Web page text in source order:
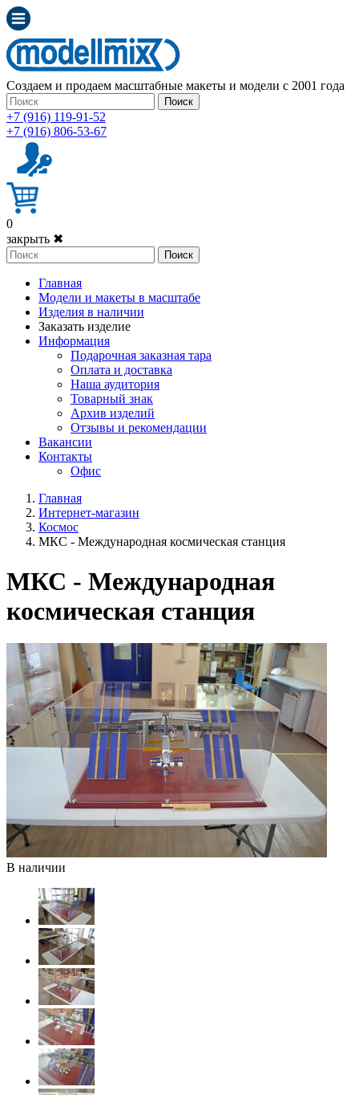
Создаем и продаем масштабные макеты и модели с 2001 года
Поиск
+7 (916) 119-91-52
+7 (916) 806-53-67
0
закрыть ✖
Поиск
Главная
Модели и макеты в масштабе
Изделия в наличии
Заказать изделие
Информация
Подарочная заказная тара
Оплата и доставка
Наша аудитория
Товарный знак
Архив изделий
Отзывы и рекомендации
Вакансии
Контакты
Офис
Главная
Интернет-магазин
Космос
МКС - Международная космическая станция
МКС - Международная
космическая станция
В наличии